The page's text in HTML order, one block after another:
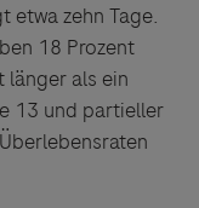
etwa zehn Tage.
18 Prozent
länger als ein
13 und partieller